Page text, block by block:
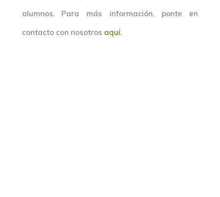
alumnos. Para más información, ponte en
contacto con nosotros aquí.